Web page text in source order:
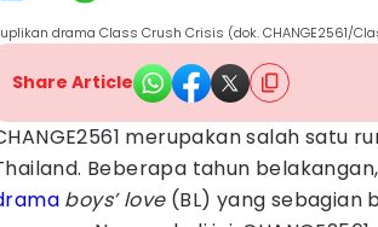
drama Class Crush Crisis (dok. CHANGE2561/
Share Article
merupakan salah satu
Beberapa tahun
boys’ love (BL) yang sebagian